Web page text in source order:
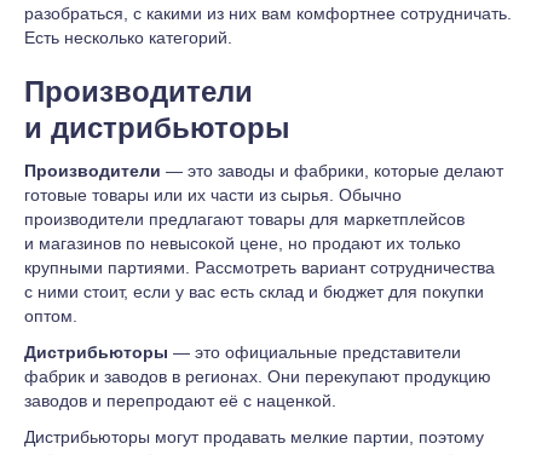
разобраться, с какими из них вам комфортнее сотрудничать.
Есть несколько категорий.
Производители
и дистрибьюторы
Производители — это заводы и фабрики, которые делают
готовые товары или их части из сырья. Обычно
производители предлагают товары для маркетплейсов
и магазинов по невысокой цене, но продают их только
крупными партиями. Рассмотреть вариант сотрудничества
с ними стоит, если у вас есть склад и бюджет для покупки
оптом.
Дистрибьюторы — это официальные представители
фабрик и заводов в регионах. Они перекупают продукцию
заводов и перепродают её с наценкой.
Дистрибьюторы могут продавать мелкие партии, поэтому